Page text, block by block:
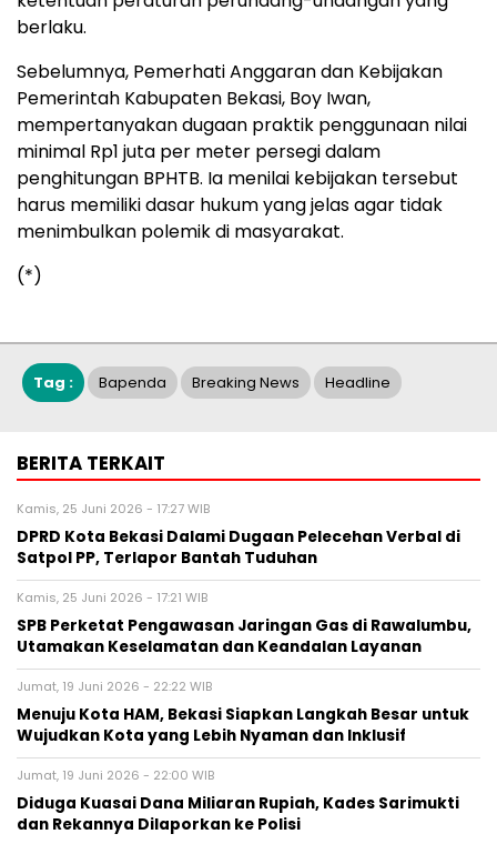
berlaku.
Sebelumnya, Pemerhati Anggaran dan Kebijakan
Pemerintah Kabupaten Bekasi, Boy Iwan,
mempertanyakan dugaan praktik penggunaan nilai
minimal Rp1 juta per meter persegi dalam
penghitungan BPHTB. Ia menilai kebijakan tersebut
harus memiliki dasar hukum yang jelas agar tidak
menimbulkan polemik di masyarakat.
(*)
Tag : Bapenda Breaking News Headline
BERITA TERKAIT
Kamis, 25 Juni 2026 - 17:27 WIB
DPRD Kota Bekasi Dalami Dugaan Pelecehan Verbal di
Satpol PP, Terlapor Bantah Tuduhan
Kamis, 25 Juni 2026 - 17:21 WIB
SPB Perketat Pengawasan Jaringan Gas di Rawalumbu,
Utamakan Keselamatan dan Keandalan Layanan
Jumat, 19 Juni 2026 - 22:22 WIB
Menuju Kota HAM, Bekasi Siapkan Langkah Besar untuk
Wujudkan Kota yang Lebih Nyaman dan Inklusif
Jumat, 19 Juni 2026 - 22:00 WIB
Diduga Kuasai Dana Miliaran Rupiah, Kades Sarimukti
dan Rekannya Dilaporkan ke Polisi